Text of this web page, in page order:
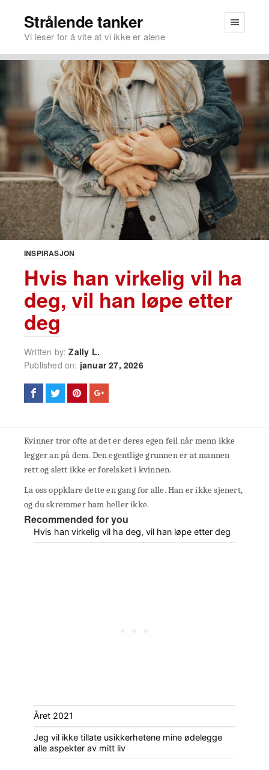
Strålende tanker
Vi leser for å vite at vi ikke er alene
INSPIRASJON
Hvis han virkelig vil ha
deg, vil han løpe etter
deg
Written by:Zally L.
Published on: januar 27, 2026
Kvinner tror ofte at det er deres egen feil når menn ikke
legger an på dem. Den egentlige grunnen er at mannen
rett og slett ikke er forelsket i kvinnen.
La oss oppklare dette en gang for alle. Han er ikke sjenert,
og du skremmer ham heller ikke.
Recommended for you
Hvis han virkelig vil ha deg, vil han løpe etter deg
Året 2021
Jeg vil ikke tillate usikkerhetene mine ødelegge
alle aspekter av mitt liv